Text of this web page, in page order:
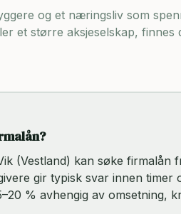
og et næringsliv som
et større aksjeselskap, finnes
(Vestland) kan søke
gir typisk svar innen timer
% avhengig av omsetning,